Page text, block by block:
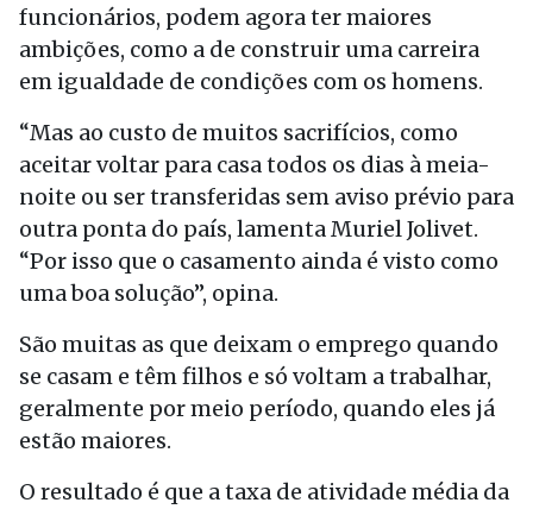
funcionários, podem agora ter maiores
ambições, como a de construir uma carreira
em igualdade de condições com os homens.
“Mas ao custo de muitos sacrifícios, como
aceitar voltar para casa todos os dias à meia-
noite ou ser transferidas sem aviso prévio para
outra ponta do país, lamenta Muriel Jolivet.
“Por isso que o casamento ainda é visto como
uma boa solução”, opina.
São muitas as que deixam o emprego quando
se casam e têm filhos e só voltam a trabalhar,
geralmente por meio período, quando eles já
estão maiores.
O resultado é que a taxa de atividade média da